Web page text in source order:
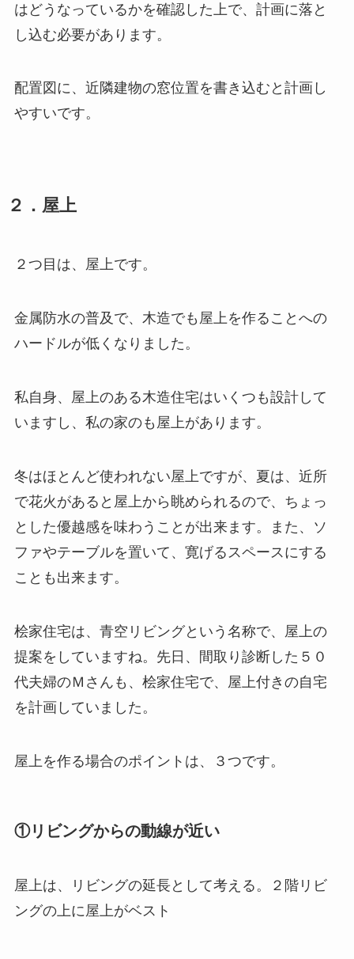
はどうなっているかを確認した上で、計画に落と
し込む必要があります。
配置図に、近隣建物の窓位置を書き込むと計画し
やすいです。
２．屋上
２つ目は、屋上です。
金属防水の普及で、木造でも屋上を作ることへの
ハードルが低くなりました。
私自身、屋上のある木造住宅はいくつも設計して
いますし、私の家のも屋上があります。
冬はほとんど使われない屋上ですが、夏は、近所
で花火があると屋上から眺められるので、ちょっ
とした優越感を味わうことが出来ます。また、ソ
ファやテーブルを置いて、寛げるスペースにする
ことも出来ます。
桧家住宅は、青空リビングという名称で、屋上の
提案をしていますね。先日、間取り診断した５０
代夫婦のＭさんも、桧家住宅で、屋上付きの自宅
を計画していました。
屋上を作る場合のポイントは、３つです。
①リビングからの動線が近い
屋上は、リビングの延長として考える。２階リビ
ングの上に屋上がベスト